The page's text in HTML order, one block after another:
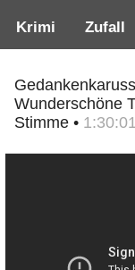
Krimi Zufall
Wunderschöne
Stimme • 1:30:01